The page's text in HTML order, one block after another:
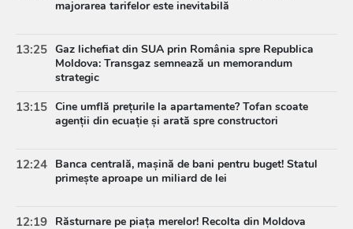
majorarea tarifelor este inevitabilă
13:25 Gaz lichefiat din SUA prin România spre Republica
Moldova: Transgaz semnează un memorandum
strategic
13:15 Cine umflă prețurile la apartamente? Tofan scoate
agenții din ecuație și arată spre constructori
12:24 Banca centrală, mașină de bani pentru buget! Statul
primește aproape un miliard de lei
12:19 Răsturnare pe piața merelor! Recolta din Moldova